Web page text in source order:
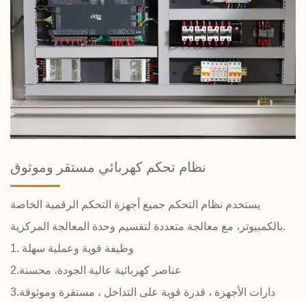
نظام تحكم كهربائي مستقر وموثوق
يستخدم نظام التحكم جميع أجهزة التحكم الرقمية الخاصة
بالكمبيوتر، مع معالجة متعددة لتقسيم وحدة المعالجة المركزية.
1. وظيفة قوية وعملية سهلة
2.عناصر كهربائية عالية الجودة، محسنة
3.دارات الأجهزة ، قدرة قوية على التداخل ، مستقرة وموثوقة